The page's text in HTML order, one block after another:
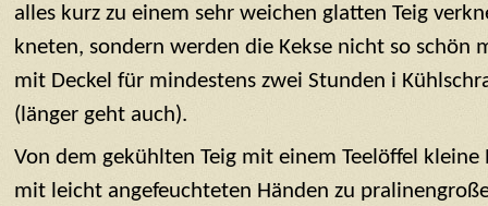
alles kurz zu einem sehr weichen glatten Teig
kneten, sondern werden die Kekse nicht so schön
mit Deckel für mindestens zwei Stunden i
(länger geht auch).
Von dem gekühlten Teig mit einem Teelöffel
mit leicht angefeuchteten Händen zu